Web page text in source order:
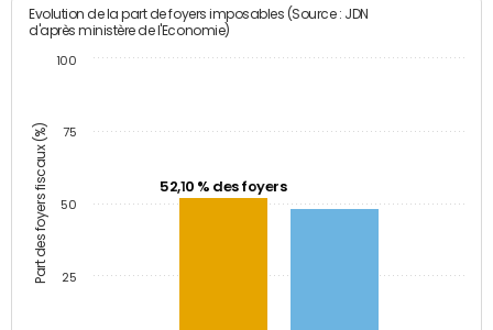
Part des foyers fiscaux (%)
Evolution de la part de foyers imposables (Source : JDN
d'après ministère de l'Economie)
52,10 % des foyers
25
50
75
100